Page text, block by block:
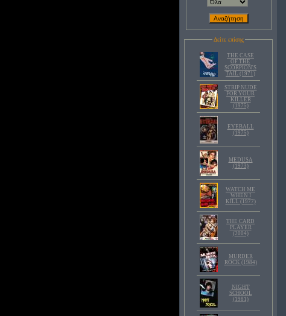
Δείτε επίσης
THE CASE
OF THE
SCORPION'S
TAIL (1971)
STRIP NUDE
FOR YOUR
KILLER
(1975)
EYEBALL
(1975)
MEDUSA
(1973)
WATCH ME
WHEN I
KILL (1977)
THE CARD
PLAYER
(2004)
MURDER
ROCK (1984)
NIGHT
SCHOOL
(1981)